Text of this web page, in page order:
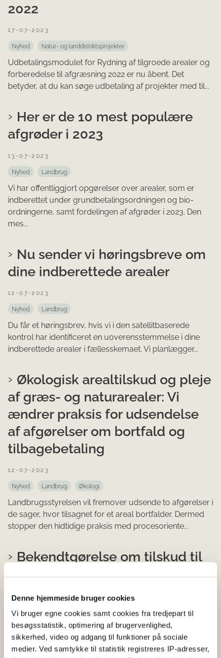
Denne hjemmeside bruger cookies
Vi bruger egne cookies samt cookies fra tredjepart til
besøgsstatistik, optimering af brugervenlighed,
sikkerhed, video og adgang til funktioner på sociale
medier. Ved samtykke til statistik registreres IP-adresser,
2022
17-07-2023
Nyhed Natur- og landdistriktsprojekter
Udbetalingsmodulet for Rydning af tilgroede arealer og
forberedelse til afgræsning 2022 er nu åbent. Det
betyder, at du kan søge udbetaling af projekter med til...
Her er de 10 mest populære
afgrøder i 2023
13-07-2023
Nyhed Landbrug
Vi har offentliggjort opgørelser over arealer, som er
indberettet under grundbetalingsordningen og bio-
ordningerne, samt fordelingen af afgrøder i 2023. Den
mes...
Nu sender vi høringsbreve om
dine indberettede arealer
12-07-2023
Nyhed Landbrug
Du får et høringsbrev, hvis vi i den satellitbaserede
kontrol har identificeret en uoverensstemmelse i dine
indberettede arealer i fællesskemaet. Vi planlægger...
Økologisk arealtilskud og pleje
af græs- og naturarealer: Vi
ændrer praksis for udsendelse
af afgørelser om bortfald og
tilbagebetaling
12-07-2023
Nyhed Landbrug Økologi
Landbrugsstyrelsen vil fremover udsende to afgørelser i
de sager, hvor tilsagnet for et areal bortfalder. Dermed
stopper den hidtidige praksis med procesoriente...
Bekendtgørelse om tilskud til
fastholdelse af arealer i vand-
og klimaprojekter
(engangskompensation) er i
høring
11-07-2023